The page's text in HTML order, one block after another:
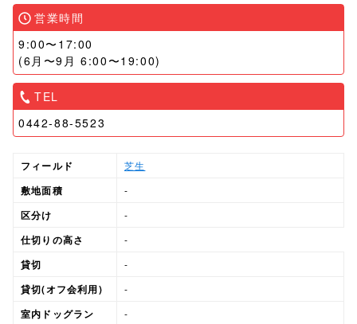
営業時間
9:00〜17:00
(6月〜9月 6:00〜19:00)
TEL
0442-88-5523
フィールド 芝生
敷地面積 -
区分け -
仕切りの高さ -
貸切 -
貸切(オフ会利用) -
室内ドッグラン -